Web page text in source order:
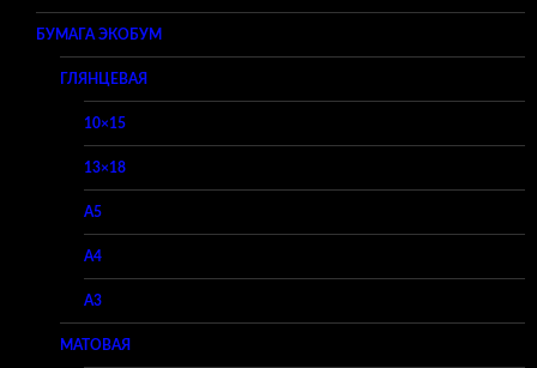
БУМАГА ЭКОБУМ
ГЛЯНЦЕВАЯ
10×15
13×18
A5
A4
A3
МАТОВАЯ